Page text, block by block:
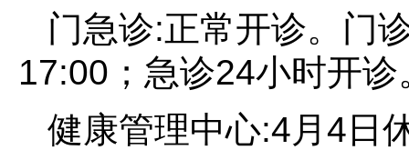
门急诊:正常开诊。门
17:00；急诊24小时开诊
健康管理中心:4月4日